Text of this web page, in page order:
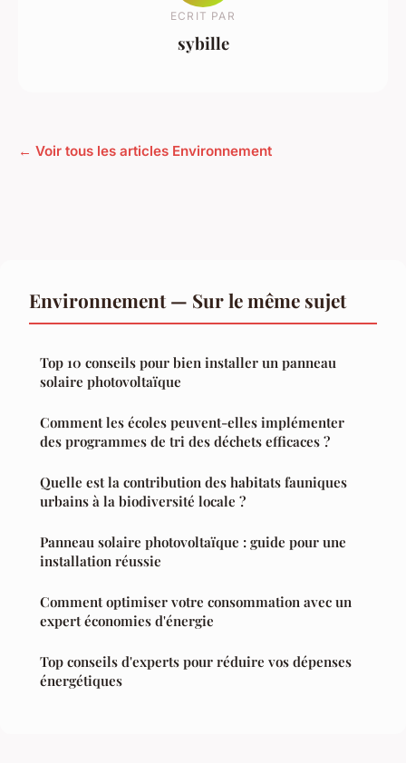
ECRIT PAR
sybille
← Voir tous les articles Environnement
Environnement — Sur le même sujet
Top 10 conseils pour bien installer un panneau
solaire photovoltaïque
Comment les écoles peuvent-elles implémenter
des programmes de tri des déchets efficaces ?
Quelle est la contribution des habitats fauniques
urbains à la biodiversité locale ?
Panneau solaire photovoltaïque : guide pour une
installation réussie
Comment optimiser votre consommation avec un
expert économies d'énergie
Top conseils d'experts pour réduire vos dépenses
énergétiques